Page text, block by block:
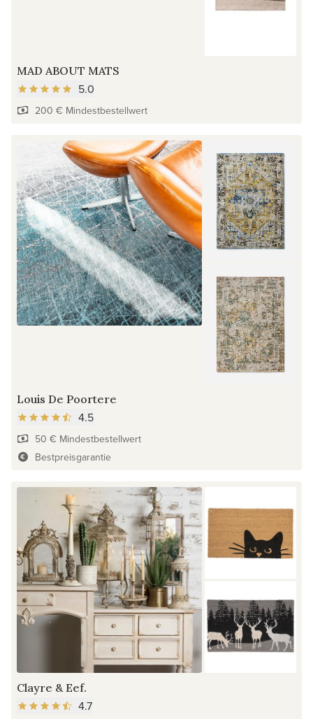
MAD ABOUT MATS
5.0
200 € Mindestbestellwert
Louis De Poortere
4.5
50 € Mindestbestellwert
Bestpreisgarantie
Clayre & Eef.
4.7